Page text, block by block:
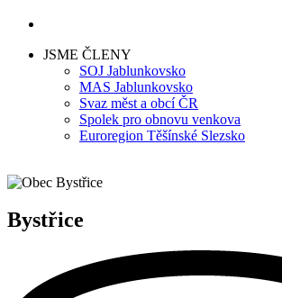
JSME ČLENY
SOJ Jablunkovsko
MAS Jablunkovsko
Svaz měst a obcí ČR
Spolek pro obnovu venkova
Euroregion Těšínské Slezsko
Bystřice